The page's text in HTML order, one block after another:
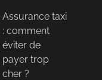
votre
Assurance taxi
: comment
éviter de
payer trop
cher ?